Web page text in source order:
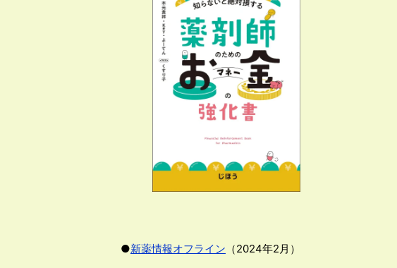
●新薬情報オフライン （2024年2月）